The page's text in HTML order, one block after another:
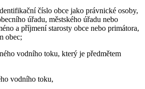
číslo obce jako právnické osoby,
úřadu, městského úřadu nebo
a příjmení starosty obce nebo primátora,
obec;
vodního toku, který je předmětem
vodního toku,